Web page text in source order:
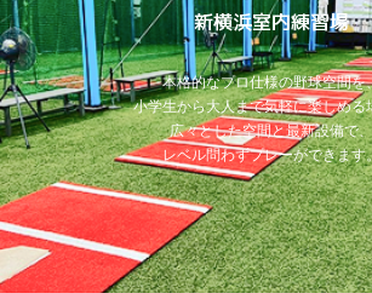
新横浜室内練習場
本格的なプロ仕様の野球空間を
小学生から大人まで気軽に楽しめる
広々とした空間と最新設備で、
レベル問わずプレーができます